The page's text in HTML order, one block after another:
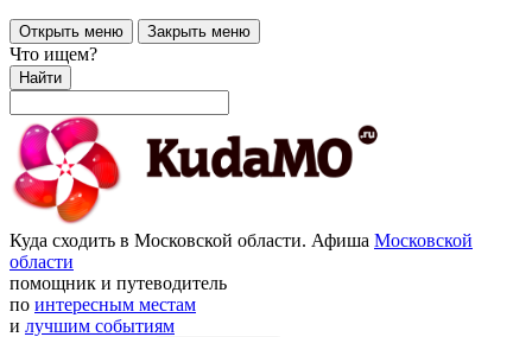
Открыть меню Закрыть меню
Что ищем?
Найти
Куда сходить в Московской области. Афиша Московской
области
помощник и путеводитель
по интересным местам
и лучшим событиям